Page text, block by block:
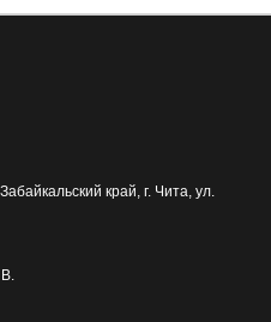
край, г. Чита, ул.